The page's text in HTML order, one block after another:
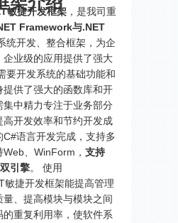
敏捷开发框架 ，是我司重
Framework与.NET
统开发、整合框架，为企
企业级的应用提供了强大
要开发系统的基础功能和
供了强大的函数库和开
集中精力专注于业务部分
高开发效率和节约开发成
语言开发完成，支持多
Web、WinForm，支持
引擎。 使用
敏捷开发框架能提高管理
、提高模块与模块之间
重复利用率，使软件系